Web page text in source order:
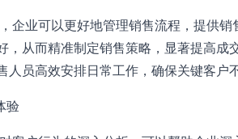
企业可以更好地管理销售流程，提供
，从而精准制定销售策略，显著提高
人员高效安排日常工作，确保关键客户
验